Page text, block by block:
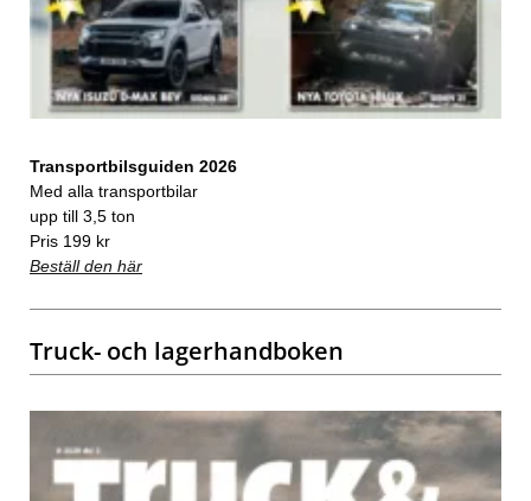
Transportbilsguiden 2026
Med alla transportbilar
upp till 3,5 ton
Pris 199 kr
Beställ den här
Truck- och lagerhandboken